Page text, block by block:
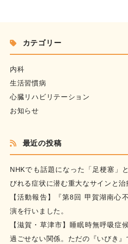
カテゴリー
内科
生活習慣病
心臓リハビリテーション
お知らせ
最近の投稿
NHKでも話題になった「足梗塞」
びれる症状に潜む重大なサインと治
【活動報告】『第8回 甲賀湖南心
演を行いました。
【滋賀・草津市】睡眠時無呼吸症
過ごせない関係。ただの『いびき